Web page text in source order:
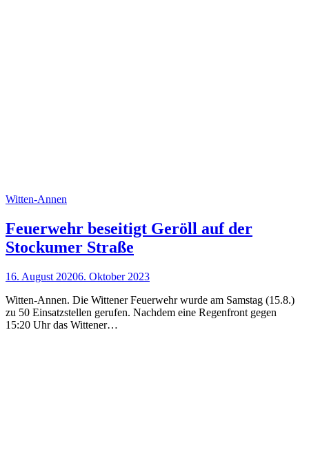
Witten-Annen
Feuerwehr beseitigt Geröll auf der
Stockumer Straße
16. August 20206. Oktober 2023
Witten-Annen. Die Wittener Feuerwehr wurde am Samstag (15.8.)
zu 50 Einsatzstellen gerufen. Nachdem eine Regenfront gegen
15:20 Uhr das Wittener…